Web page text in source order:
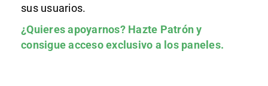
sus usuarios.
¿Quieres apoyarnos? Hazte Patróny
consigue acceso exclusivo a los paneles.